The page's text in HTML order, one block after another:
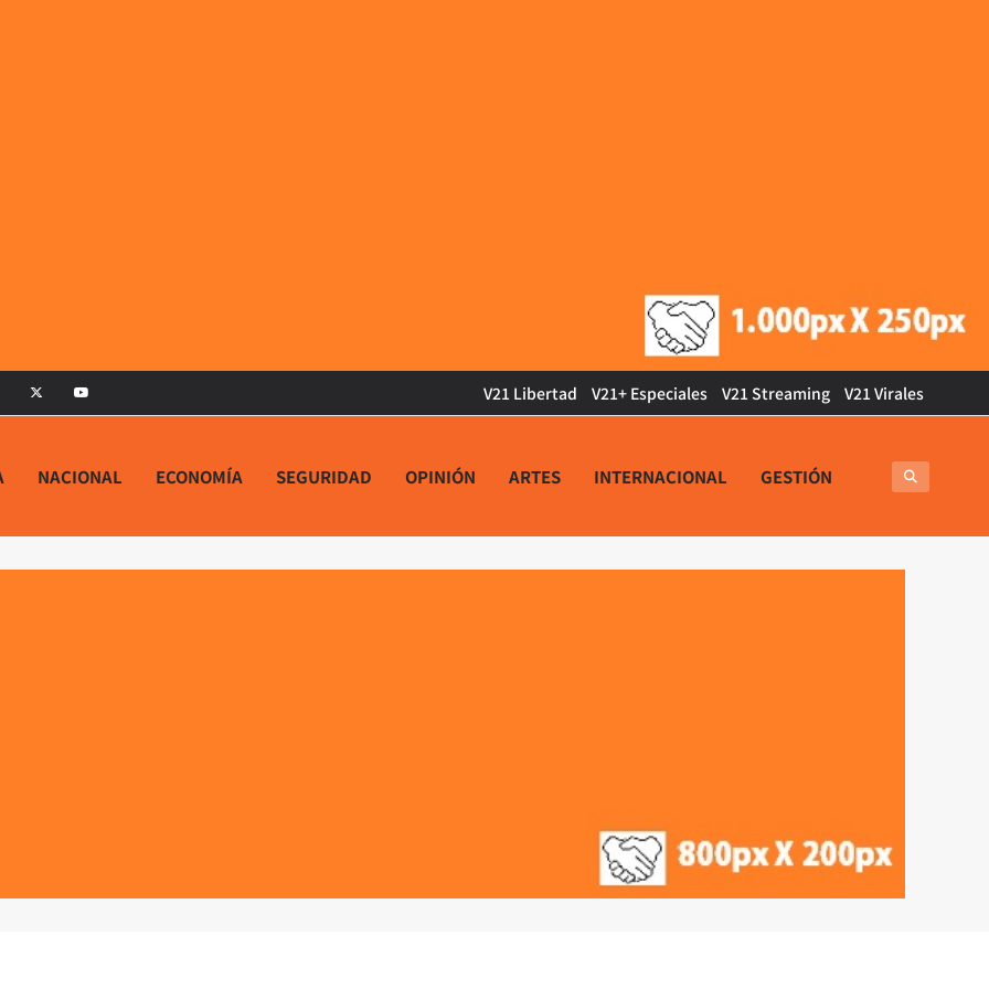
V21 Libertad V21+ Especiales V21 Streaming V21 Virales
NACIONAL ECONOMÍA SEGURIDAD OPINIÓN ARTES INTERNACIONAL GESTIÓN